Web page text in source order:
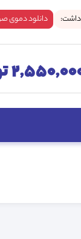
داشت: دانلود دموی
تومان